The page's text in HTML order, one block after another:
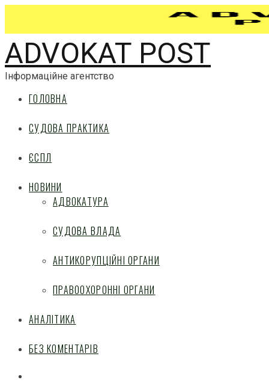
ADVOKAT POST
Інформаційне агентство
ГОЛОВНА
СУДОВА ПРАКТИКА
ЄСПЛ
НОВИНИ
АДВОКАТУРА
СУДОВА ВЛАДА
АНТИКОРУПЦІЙНІ ОРГАНИ
ПРАВООХОРОННІ ОРГАНИ
АНАЛІТИКА
БЕЗ КОМЕНТАРІВ